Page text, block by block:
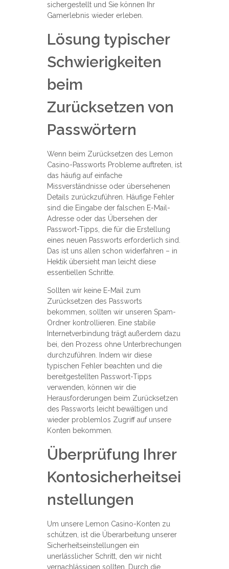
sichergestellt und Sie können Ihr
Gamerlebnis wieder erleben.
Lösung typischer
Schwierigkeiten
beim
Zurücksetzen von
Passwörtern
Wenn beim Zurücksetzen des Lemon
Casino-Passworts Probleme auftreten, ist
das häufig auf einfache
Missverständnisse oder übersehenen
Details zurückzuführen. Häufige Fehler
sind die Eingabe der falschen E-Mail-
Adresse oder das Übersehen der
Passwort-Tipps, die für die Erstellung
eines neuen Passworts erforderlich sind.
Das ist uns allen schon widerfahren – in
Hektik übersieht man leicht diese
essentiellen Schritte.
Sollten wir keine E-Mail zum
Zurücksetzen des Passworts
bekommen, sollten wir unseren Spam-
Ordner kontrollieren. Eine stabile
Internetverbindung trägt außerdem dazu
bei, den Prozess ohne Unterbrechungen
durchzuführen. Indem wir diese
typischen Fehler beachten und die
bereitgestellten Passwort-Tipps
verwenden, können wir die
Herausforderungen beim Zurücksetzen
des Passworts leicht bewältigen und
wieder problemlos Zugriff auf unsere
Konten bekommen.
Überprüfung Ihrer
Kontosicherheitsei
nstellungen
Um unsere Lemon Casino-Konten zu
schützen, ist die Überarbeitung unserer
Sicherheitseinstellungen ein
unerlässlicher Schritt, den wir nicht
vernachlässigen sollten. Durch die